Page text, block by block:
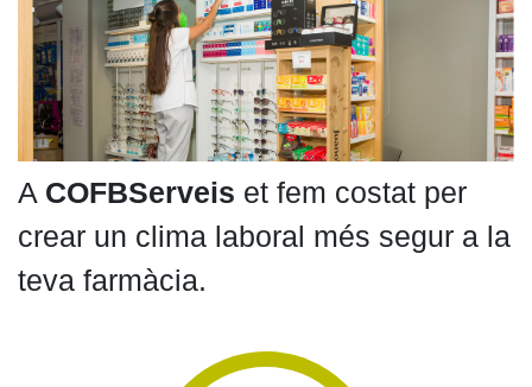
A COFBServeis et fem costat per
crear un clima laboral més segur a la
teva farmàcia.